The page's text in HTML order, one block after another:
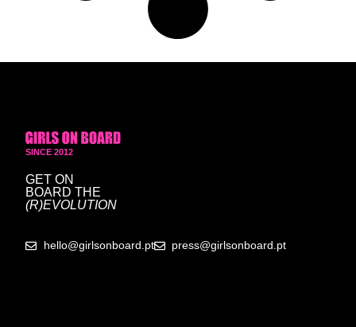
SINCE 2012
GET ON
BOARD THE
(R)EVOLUTION
hello@girlsonboard.pt press@girlsonboard.pt